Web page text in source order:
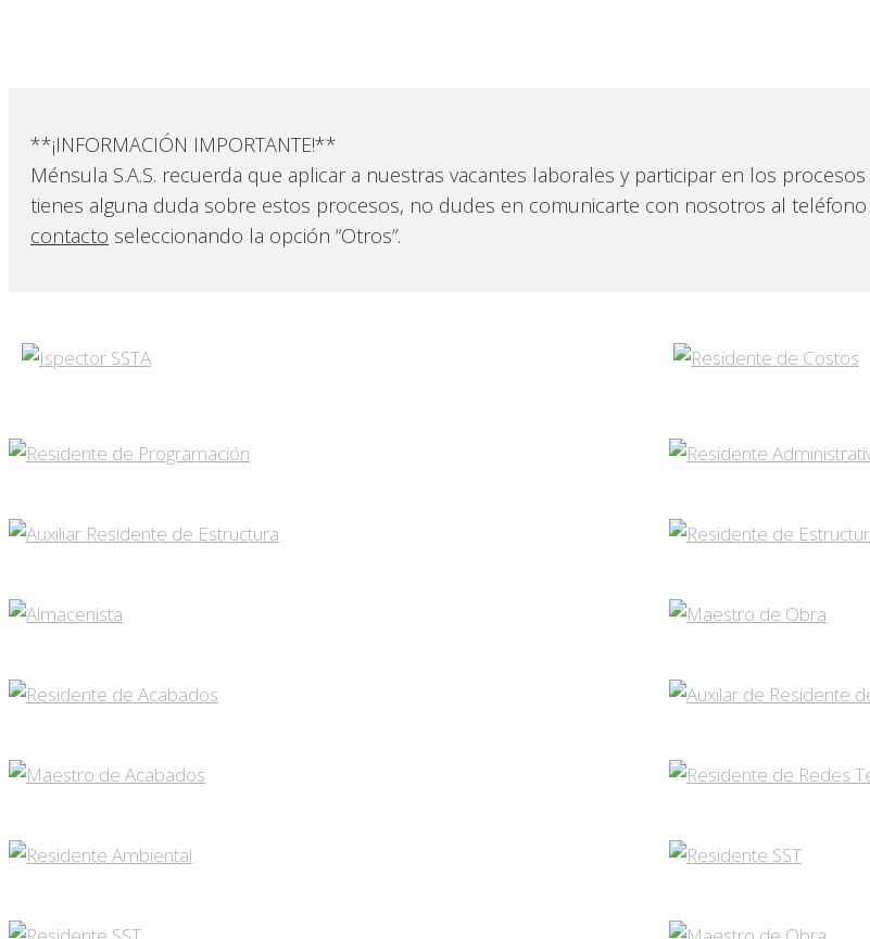
**¡INFORMACIÓN IMPORTANTE!**
Ménsula S.A.S. recuerda que aplicar a nuestras vacantes laborales y participar en los
tienes alguna duda sobre estos procesos, no dudes en comunicarte con nosotros al teléfono
contacto seleccionando la opción “Otros”.